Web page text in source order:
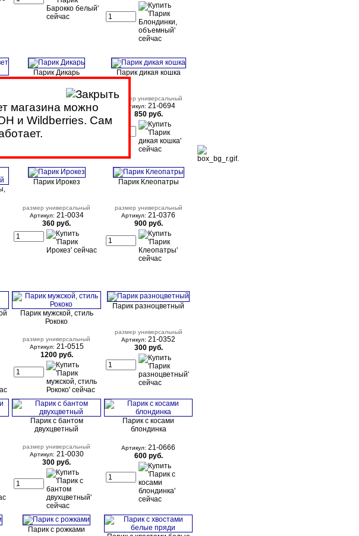
магазина можно
и Wildberries. Сам
Парик Дикарь
размер универсальный
Артикул:21-0549
900 руб.
Парик дикая кошка
размер универсальный
Артикул: 21-0694
850 руб.
Парик Ирокез
размер универсальный
Артикул: 21-0034
360 руб.
Парик Клеопатры
размер универсальный
Артикул: 21-0376
900 руб.
Парик мужской, стиль
Рококо
размер универсальный
Артикул: 21-0515
1200 руб.
Парик разноцветный
размер универсальный
Артикул: 21-0352
300 руб.
Парик с бантом
двухцветный
размер универсальный
Артикул: 21-0030
300 руб.
Парик с косами
блондинка
Артикул: 21-0666
600 руб.
Парик с рожками